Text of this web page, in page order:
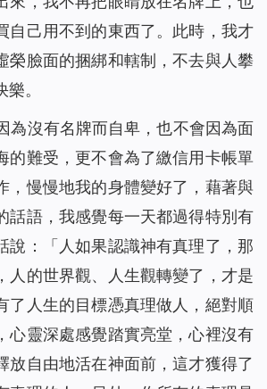
自己用不到的東西了。此時，我才
榮臉面的捆綁和轄制，不去與人攀
。
為沒有名牌而自卑，也不會因為面
的難受，更不會為了繳信用卡帳單
，慢慢地我的身體變好了，藉著與
話語，我感覺每一天都過得特別有
說：
「人如果認識神有真理了，那
人的世界觀、人生觀轉變了，才是
了人生的目標憑真理做人，絕對順
心靈深處感覺踏實亮堂，心裡沒有
放自由地活在神面前，這才獲得了